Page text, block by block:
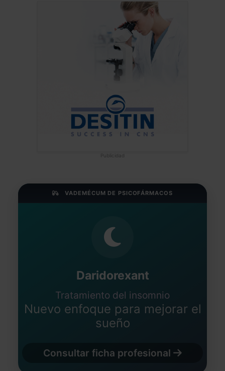
Publicidad
VADEMÉCUM DE PSICOFÁRMACOS
Daridorexant
Tratamiento del insomnio
Nuevo enfoque para mejorar el
sueño
Consultar ficha profesional